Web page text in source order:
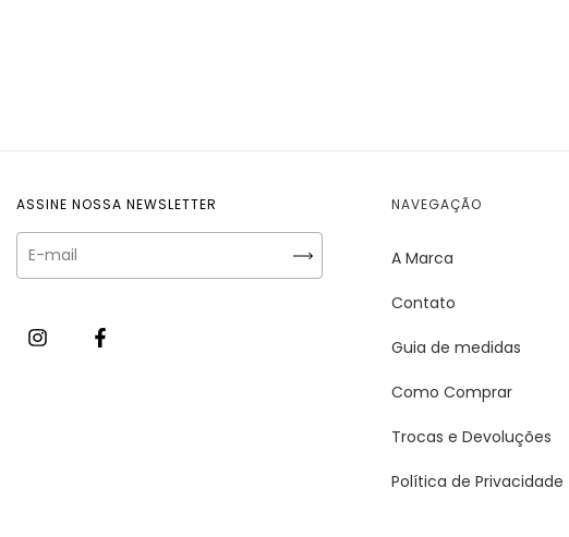
ASSINE NOSSA NEWSLETTER NAVEGAÇÃO
A Marca
Contato
Guia de medidas
Como Comprar
Trocas e Devoluções
Política de Privacidade